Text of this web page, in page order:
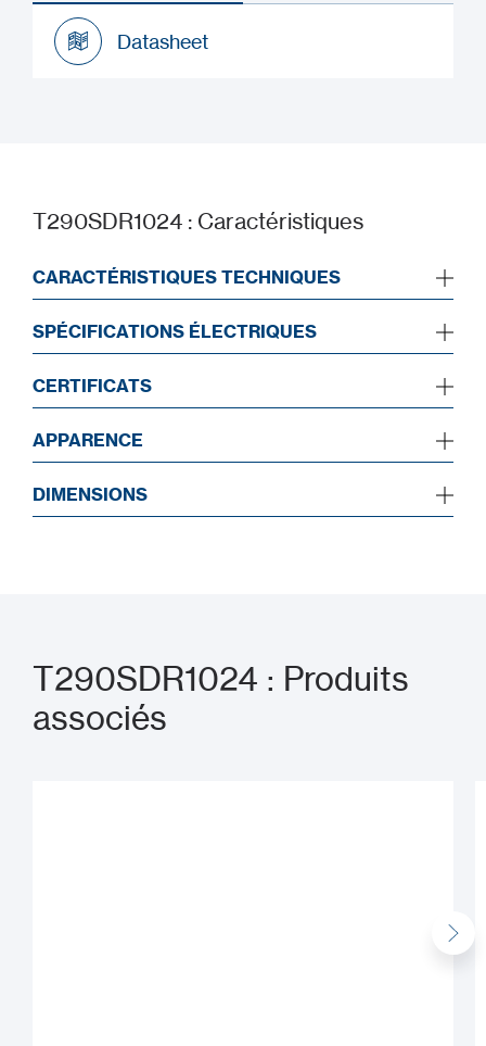
Datasheet
T290SDR1024 : Caractéristiques
CARACTÉRISTIQUES TECHNIQUES
SPÉCIFICATIONS ÉLECTRIQUES
CERTIFICATS
APPARENCE
DIMENSIONS
T290SDR1024 : Produits
associés